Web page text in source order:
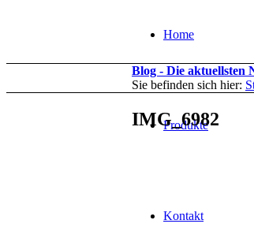
Home
Produkte
Kontakt
Blog - Die aktuellsten
Sie befinden sich hier:
IMG_6982